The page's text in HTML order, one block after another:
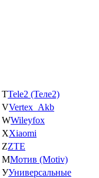
TTele2 (Теле2)
VVertex_Akb
WWileyfox
XXiaomi
ZZTE
ММотив (Motiv)
УУниверсальные